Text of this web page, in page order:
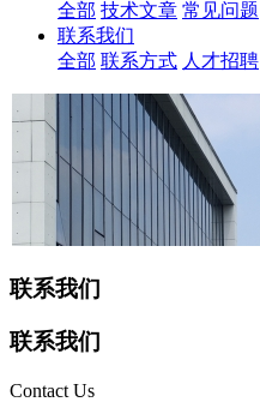
全部 技术文章 常见问题
联系我们
全部 联系方式 人才招聘
联系我们
联系我们
Contact Us